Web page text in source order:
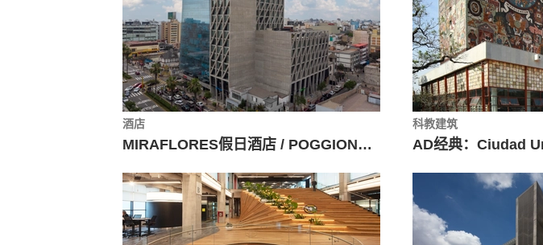
酒店
MIRAFLORES假日酒店 / POGGIONE + BIONDI ARQUITECTOS
科教建筑